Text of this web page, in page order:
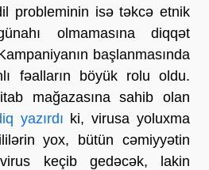
probleminin isə təkcə etnik
olmamasına diqqət
başlanmasında
fəalların böyük rolu oldu.
mağazasına sahib olan
yazırdı ki, virusa yoluxma
yox, bütün cəmiyyətin
keçib gedəcək, lakin